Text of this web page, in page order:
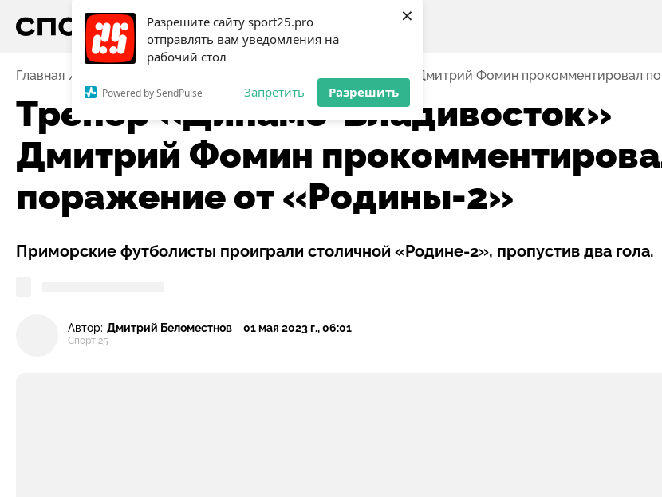
Разрешите сайту sport25.pro
отправлять вам уведомления на
рабочий стол
Powered by SendPulse Запретить Разрешить
×
Главная Тренер «Динамо-Владивосток» Дмитрий Фомин прокомментировал
Тренер «Динамо-Владивосток»
Дмитрий Фомин
поражение от «Родины-2»
Приморские футболисты проиграли столичной «Родине-2», пропустив два гола.
Автор: Дмитрий Беломестнов
Спорт 25
01 мая 2023 г., 06:01